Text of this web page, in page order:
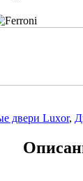
двери Luxor,